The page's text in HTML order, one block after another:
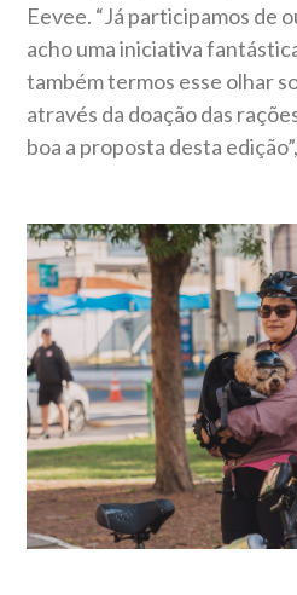
Eevee. “Já participamos de
acho uma iniciativa
também termos esse olhar
através da doação das
boa a proposta desta